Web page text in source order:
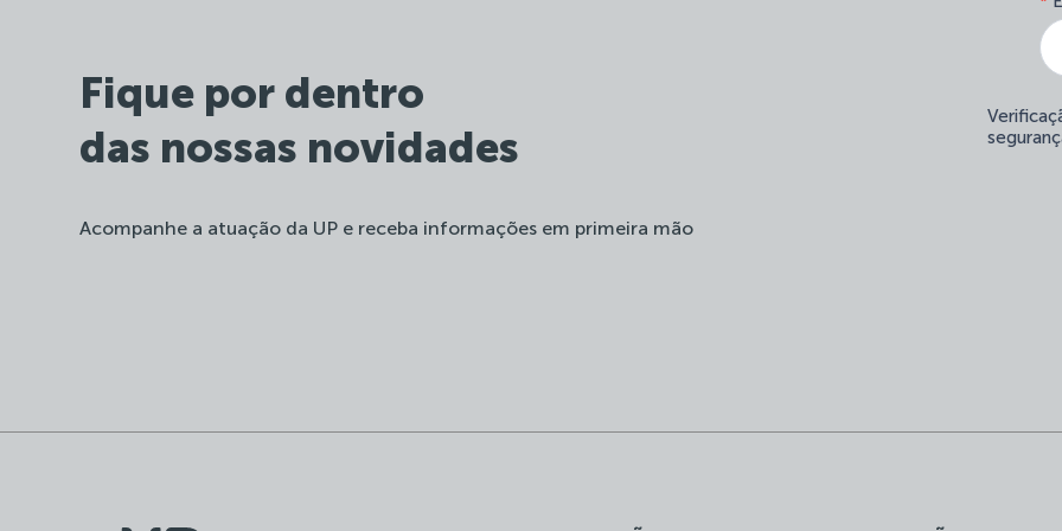
Fique por dentro
das nossas novidades
Acompanhe a atuação da UP e receba informações em primeira mão